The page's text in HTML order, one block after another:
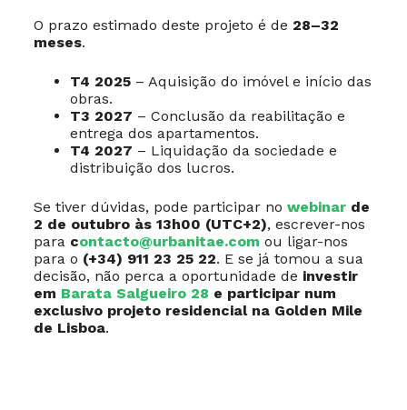
O prazo estimado deste projeto é de 28–32
meses.
T4 2025– Aquisição do imóvel e início das
obras.
T3 2027 – Conclusão da reabilitação e
entrega dos apartamentos.
T4 2027 – Liquidação da sociedade e
distribuição dos lucros.
Se tiver dúvidas, pode participar no webinar de
2 de outubro às 13h00 (UTC+2), escrever-nos
para contacto@urbanitae.com ou ligar-nos
para o (+34) 911 23 25 22. E se já tomou a sua
decisão, não perca a oportunidade de investir
em Barata Salgueiro 28 e participar num
exclusivo projeto residencial na Golden Mile
de Lisboa.